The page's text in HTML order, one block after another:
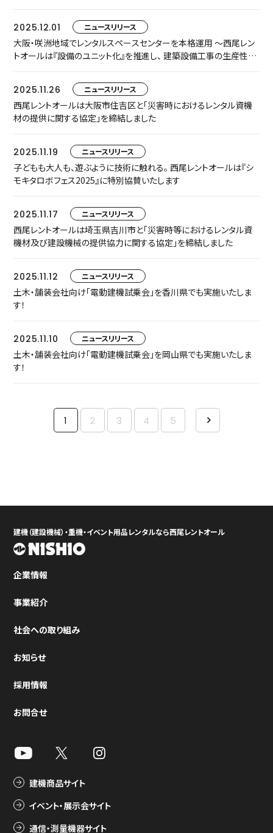
2025.12.01 ニュースリリース
大阪・咲洲地域でレンタルスペースセンターを本格運用 ～西尾レン
トオールは『設備のユニット化』を推進し、 建築設備工事の生産性向
2025.11.26
ニュースリリース
西尾レントオールは大阪市住吉区と「災害時におけるレンタル資機
材の提供に関する協定」を締結しました
2025.11.19 ニュースリリース
子どもも大人も、遊ぶように技術に触れる。 西尾レントオールは『シ
モキタロボフェス2025』に特別協賛いたします
2025.11.17 ニュースリリース
西尾レントオールは埼玉県吉川市と「災害時等におけるレンタル資
機材及び建設機械の提供協力に関する協定」を締結しました
2025.11.12 ニュースリリース
土木・舗装会社向け「電動建機試乗会」を香川県でも実施いたしま
す！
2025.11.10 ニュースリリース
土木・舗装会社向け「電動建機試乗会」を岡山県でも実施いたしま
す！
1 2 3 4 5
建機（建設機械）・重機・イベント用品レンタルなら西尾レントオール
企業情報
事業紹介
社会への取り組み
お知らせ
採用情報
お問合せ
建機商品サイト
イベント・展示会サイト
通信・測量機器サイト